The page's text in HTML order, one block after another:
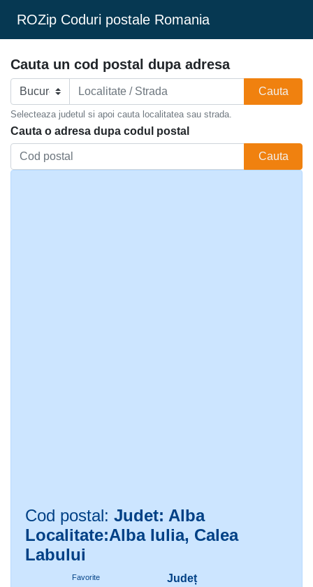
ROZip Coduri postale Romania
Cauta un cod postal dupa adresa
Cauta
Selecteaza judetul si apoi cauta localitatea sau strada.
Cauta o adresa dupa codul postal
Cauta
Cod postal: Judet: Alba
Localitate:Alba Iulia, Calea
Labului
Favorite
Județ